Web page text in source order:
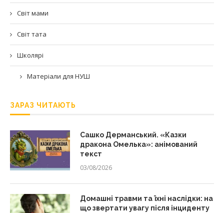
Світ мами
Світ тата
Школярі
Матеріали для НУШ
ЗАРАЗ ЧИТАЮТЬ
Сашко Дерманський. «Казки
дракона Омелька»: анімований
текст
03/08/2026
Домашні травми та їхні наслідки: на
що звертати увагу після інциденту